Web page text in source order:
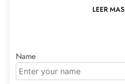
LEER MAS
Name